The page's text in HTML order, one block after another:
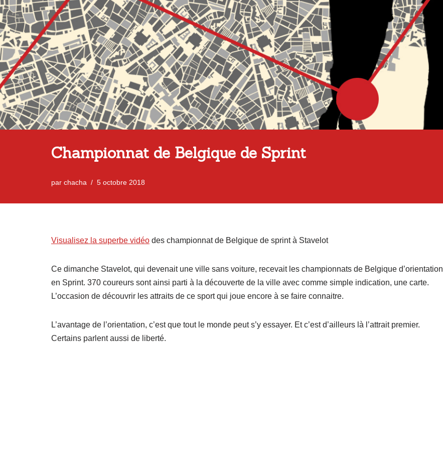
Championnat de Belgique de Sprint
par chacha 5 octobre 2018
Visualisez la superbe vidéo des championnat de Belgique de sprint à Stavelot
Ce dimanche Stavelot, qui devenait une ville sans voiture, recevait les championnats de Belgique d’orientation
en Sprint. 370 coureurs sont ainsi parti à la découverte de la ville avec comme simple indication, une carte.
L’occasion de découvrir les attraits de ce sport qui joue encore à se faire connaitre.
L’avantage de l’orientation, c’est que tout le monde peut s’y essayer. Et c’est d’ailleurs là l’attrait premier.
Certains parlent aussi de liberté.